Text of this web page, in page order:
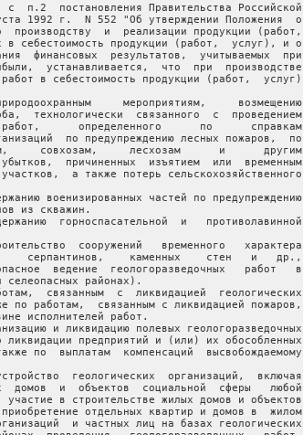
с  п.2  постановления Правительства Российской
1992 г.  N 552 "Об утверждении Положения  о
производству  и  реализации продукции (работ,
в себестоимость продукции (работ,  услуг), и о
финансовых  результатов,  учитываемых  при
устанавливается,  что  при  производстве
в себестоимость продукции (работ,  услуг)
мероприятиям,     возмещению
технологически  связанного  с  проведением
определенного      по      справкам
по предупреждению лесных пожаров,  по
совхозам,     лесхозам      и      другим
причиненных  изъятием  или  временным
а также потерь сельскохозяйственного
военизированных частей по предупреждению
из скважин.
горноспасательной  и   противолавинной
сооружений   временного   характера
серпантинов,    каменных    стен   и   др.,
ведение  геологоразведочных   работ   в
селеопасных районах).
связанным  с  ликвидацией  геологических
по работам,  связанным с ликвидацией пожаров,
исполнителей работ.
и ликвидацию полевых геологоразведочных
ликвидации предприятий и (или) их обособленных
по  выплатам  компенсаций  высвобождаемому
геологических  организаций,  включая
домов  и  объектов  социальной  сферы   любой
участие в строительстве жилых домов и объектов
отдельных квартир и домов в  жилом
и частных лиц на базах геологических